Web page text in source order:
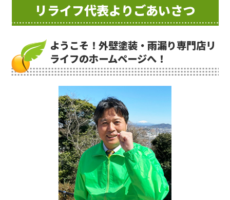
リライフ代表よりごあいさつ
ようこそ！外壁塗装・雨漏り専門店リ
ライフのホームページへ！